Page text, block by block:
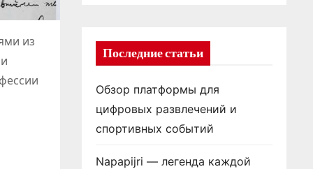
из
Последние статьи
Обзор платформы для
цифровых развлечений и
спортивных событий
Napapijri — легенда каждой